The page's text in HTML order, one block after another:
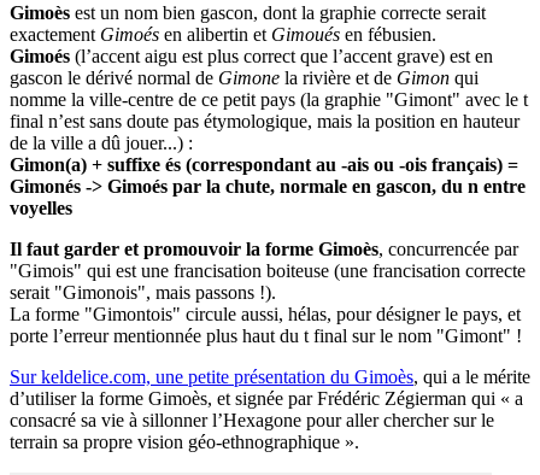
Gimoès est un nom bien gascon, dont la graphie correcte serait
exactement Gimoés en alibertin et Gimoués en fébusien.
Gimoés (l’accent aigu est plus correct que l’accent grave) est en
gascon le dérivé normal de Gimone la rivière et de Gimon qui
nomme la ville-centre de ce petit pays (la graphie "Gimont" avec le t
final n’est sans doute pas étymologique, mais la position en hauteur
de la ville a dû jouer...) :
Gimon(a) + suffixe és (correspondant au -ais ou -ois français) =
Gimonés -> Gimoés par la chute, normale en gascon, du n entre
voyelles
Il faut garder et promouvoir la forme Gimoès, concurrencée par
"Gimois" qui est une francisation boiteuse (une francisation correcte
serait "Gimonois", mais passons !).
La forme "Gimontois" circule aussi, hélas, pour désigner le pays, et
porte l’erreur mentionnée plus haut du t final sur le nom "Gimont" !
Sur keldelice.com, une petite présentation du Gimoès, qui a le mérite
d’utiliser la forme Gimoès, et signée par Frédéric Zégierman qui « a
consacré sa vie à sillonner l’Hexagone pour aller chercher sur le
terrain sa propre vision géo-ethnographique ».